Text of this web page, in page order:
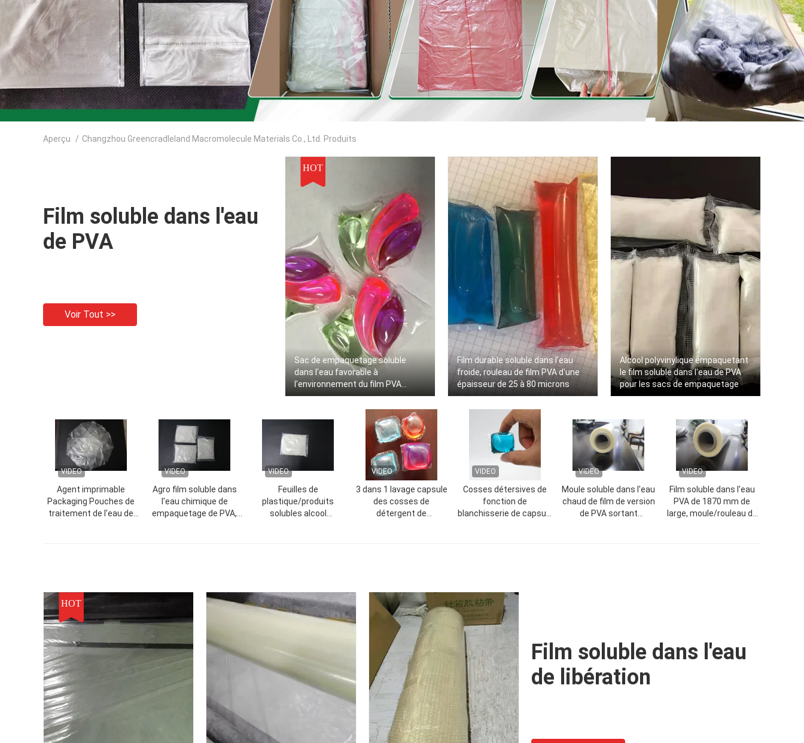
Aperçu / Changzhou Greencradleland Macromolecule Materials Co., Ltd. Produits
Film soluble dans l'eau
de PVA
Voir Tout >>
HOT
Sac de empaquetage soluble
dans l'eau favorable à
l'environnement du film PVA
d'alcool polyvinylique
Film durable soluble dans l'eau
froide, rouleau de film PVA d'une
épaisseur de 25 à 80 microns
Alcool polyvinylique empaquetant
le film soluble dans l'eau de PVA
pour les sacs de empaquetage
VIDEO
Agent imprimable
Packaging Pouches de
traitement de l'eau de
VIDEO
Agro film soluble dans
l'eau chimique de
empaquetage de PVA,
VIDEO
Feuilles de
plastique/produits
solubles alcool
VIDEO
3 dans 1 lavage capsule
des cosses de
détergent de
VIDEO
Cosses détersives de
fonction de
blanchisserie de capsule
VIDEO
Moule soluble dans l'eau
chaud de film de version
de PVA sortant
VIDEO
Film soluble dans l'eau
PVA de 1870 mm de
large, moule/rouleau de
HOT
Film soluble dans l'eau
de libération